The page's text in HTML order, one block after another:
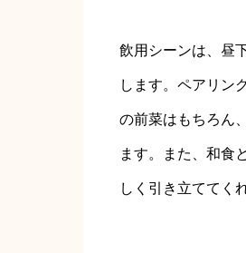
飲用シーンは、昼
します。ペアリン
の前菜はもちろん
ます。また、和食
しく引き立ててく